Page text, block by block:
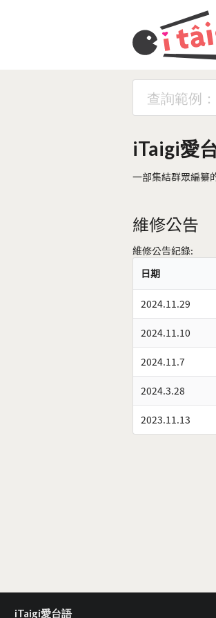
iTaigi愛
一部集結群眾編纂
維修公告
維修公告紀錄:
日期
2024.11.29
2024.11.10
2024.11.7
2024.3.28
2023.11.13
iTaigi愛台語